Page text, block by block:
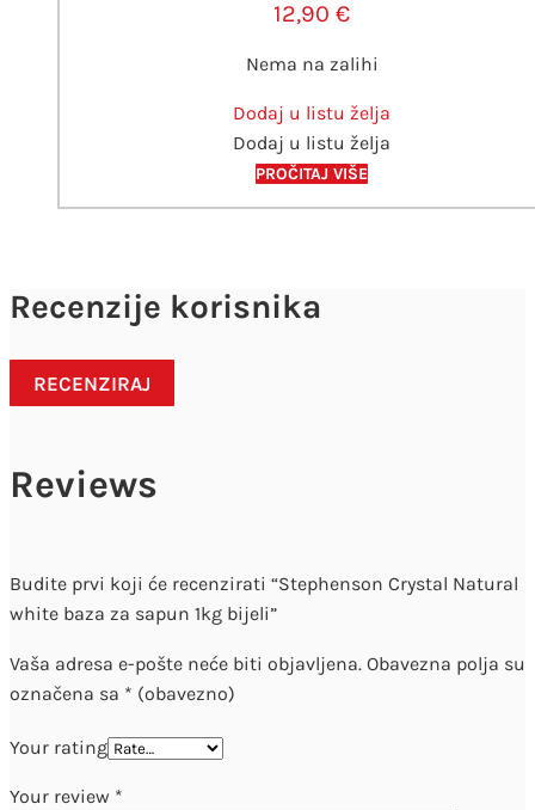
12,90 €
Nema na zalihi
Dodaj u listu želja
Dodaj u listu želja
PROČITAJ VIŠE
Recenzije korisnika
RECENZIRAJ
Reviews
Budite prvi koji će recenzirati “Stephenson Crystal Natural
white baza za sapun 1kg bijeli”
Vaša adresa e-pošte neće biti objavljena. Obavezna polja su
označena sa * (obavezno)
Your rating
Your review *